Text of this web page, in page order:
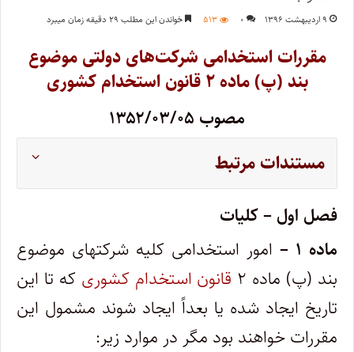
۹ اردیبهشت ۱۳۹۶ ۰ ۵۱۳ خواندن این مطلب ۲۹ دقیقه زمان میبرد
مقررات استخدامی شرکت‌های دولتی موضوع
بند (پ) ماده ۲ قانون استخدام کشوری
مصوب ۱۳۵۲/۰۳/۰۵
مستندات مرتبط
فصل اول – کلیات
‌ماده ۱ –
امور استخدامی کلیه شرکتهای موضوع
بند (پ) ماده ۲
قانون استخدام کشوری که تا این
تاریخ ایجاد شده یا بعداً ایجاد شوند مشمول این‌
مقررات خواهند بود مگر در موارد زیر: